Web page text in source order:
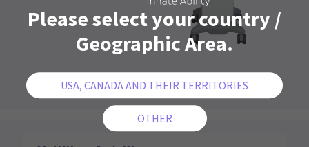
Please select your country /
Geographic Area.